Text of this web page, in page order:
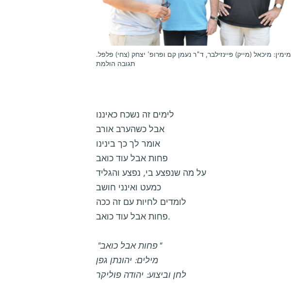
מימין: מיכאל (מייק) פיינזילבר, ד"ר נעמן קם ופרופ' יצחק (צחי) פלפל.
תגובה הולמת
לימים זה נשכח כאיננו
אבל כשהערב אורב
אומר לך כך בינינו
פחות אבל עוד כואב
על מה שנפצע בי, נפצע והגליד
כמעט ואינני חושב
לומדים לחיות עם זה ככה
פחות אבל עוד כואב.
"פחות אבל כואב"
מילים: יהונתן גפן
לחן וביצוע: יהודה פוליקר